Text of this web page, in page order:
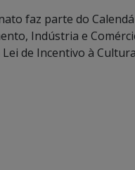
faz parte do
Indústria e
de Incentivo à